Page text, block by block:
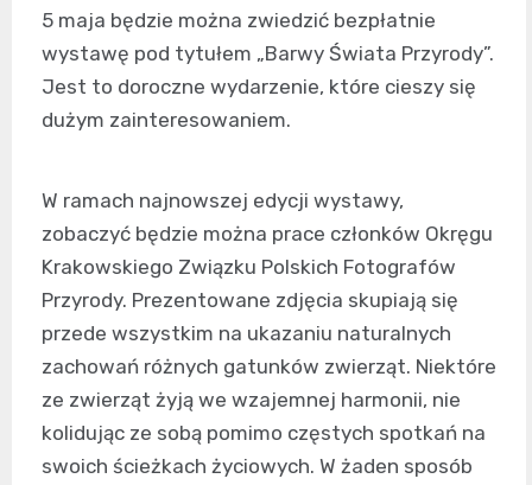
5 maja będzie można zwiedzić bezpłatnie
wystawę pod tytułem „Barwy Świata Przyrody”.
Jest to doroczne wydarzenie, które cieszy się
dużym zainteresowaniem.
W ramach najnowszej edycji wystawy,
zobaczyć będzie można prace członków Okręgu
Krakowskiego Związku Polskich Fotografów
Przyrody. Prezentowane zdjęcia skupiają się
przede wszystkim na ukazaniu naturalnych
zachowań różnych gatunków zwierząt. Niektóre
ze zwierząt żyją we wzajemnej harmonii, nie
kolidując ze sobą pomimo częstych spotkań na
swoich ścieżkach życiowych. W żaden sposób